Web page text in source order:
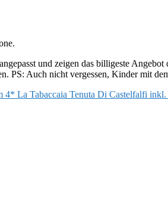
und zeigen das billigeste
PS: Auch nicht vergessen, Kinder mit
4* La Tabaccaia Tenuta Di Castelfalfi